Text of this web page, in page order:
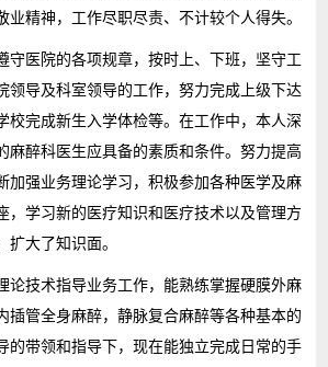
业精神，工作尽职尽责、不计较个人得失。
守医院的各项规章，按时上、下班，坚守工
领导及科室领导的工作，努力完成上级下达
校完成新生入学体检等。在工作中，本人深
麻醉科医生应具备的素质和条件。努力提高
加强业务理论学习，积极参加各种医学及麻
，学习新的医疗知识和医疗技术以及管理方
扩大了知识面。
论技术指导业务工作，能熟练掌握硬膜外麻
插管全身麻醉，静脉复合麻醉等各种基本的
的带领和指导下，现在能独立完成日常的手